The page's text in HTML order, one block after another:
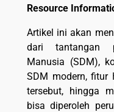
Resource
Artikel ini akan
dari tantangan
Manusia (SDM),
SDM modern, fitur
tersebut, hingga
bisa diperoleh